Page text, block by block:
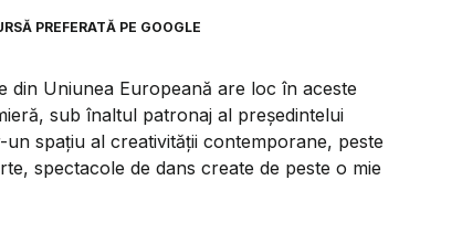
PREFERATĂ PE GOOGLE
din Uniunea Europeană are loc în aceste
sub înaltul patronaj al președintelui
spațiu al creativității contemporane, peste
spectacole de dans create de peste o mie